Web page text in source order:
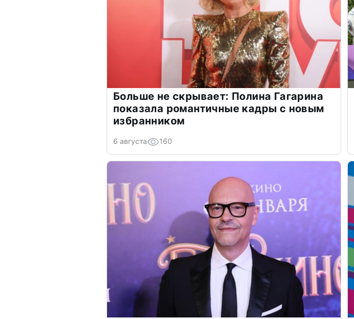
Больше не скрывает: Полина Гагарина
показала романтичные кадры с новым
избранником
6 августа 160